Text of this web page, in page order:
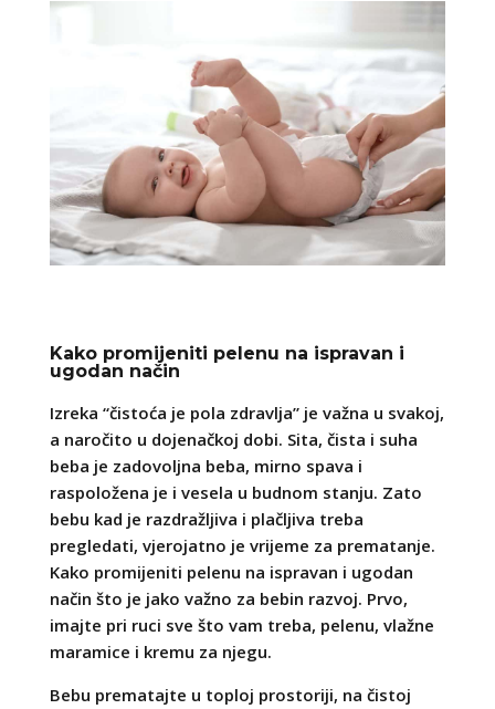
Kako promijeniti pelenu na ispravan i
ugodan način
Izreka “čistoća je pola zdravlja” je važna u svakoj,
a naročito u dojenačkoj dobi. Sita, čista i suha
beba je zadovoljna beba, mirno spava i
raspoložena je i vesela u budnom stanju. Zato
bebu kad je razdražljiva i plačljiva treba
pregledati, vjerojatno je vrijeme za prematanje.
Kako promijeniti pelenu na ispravan i ugodan
način što je jako važno za bebin razvoj. Prvo,
imajte pri ruci sve što vam treba, pelenu, vlažne
maramice i kremu za njegu.
Bebu prematajte u toploj prostoriji, na čistoj